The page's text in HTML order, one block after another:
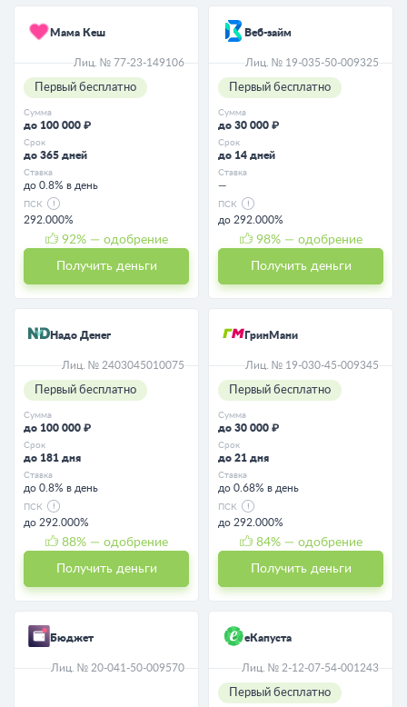
Мама Кеш
Лиц. № 77-23-149106
Первый бесплатно
Сумма
до 100 000 ₽
Срок
до 365 дней
Ставка
до 0.8% в день
ПСК
292.000%
92% — одобрение
Получить деньги
Веб-займ
Лиц. № 19-035-50-009325
Первый бесплатно
Сумма
до 30 000 ₽
Срок
до 14 дней
Ставка
—
ПСК
до 292.000%
98% — одобрение
Получить деньги
Надо Денег
Лиц. № 2403045010075
Первый бесплатно
Сумма
до 100 000 ₽
Срок
до 181 дня
Ставка
до 0.8% в день
ПСК
до 292.000%
88% — одобрение
Получить деньги
ГринМани
Лиц. № 19-030-45-009345
Первый бесплатно
Сумма
до 30 000 ₽
Срок
до 21 дня
Ставка
до 0.68% в день
ПСК
до 292.000%
84% — одобрение
Получить деньги
Бюджет
Лиц. № 20-041-50-009570
еКапуста
Лиц. № 2-12-07-54-001243
Первый бесплатно